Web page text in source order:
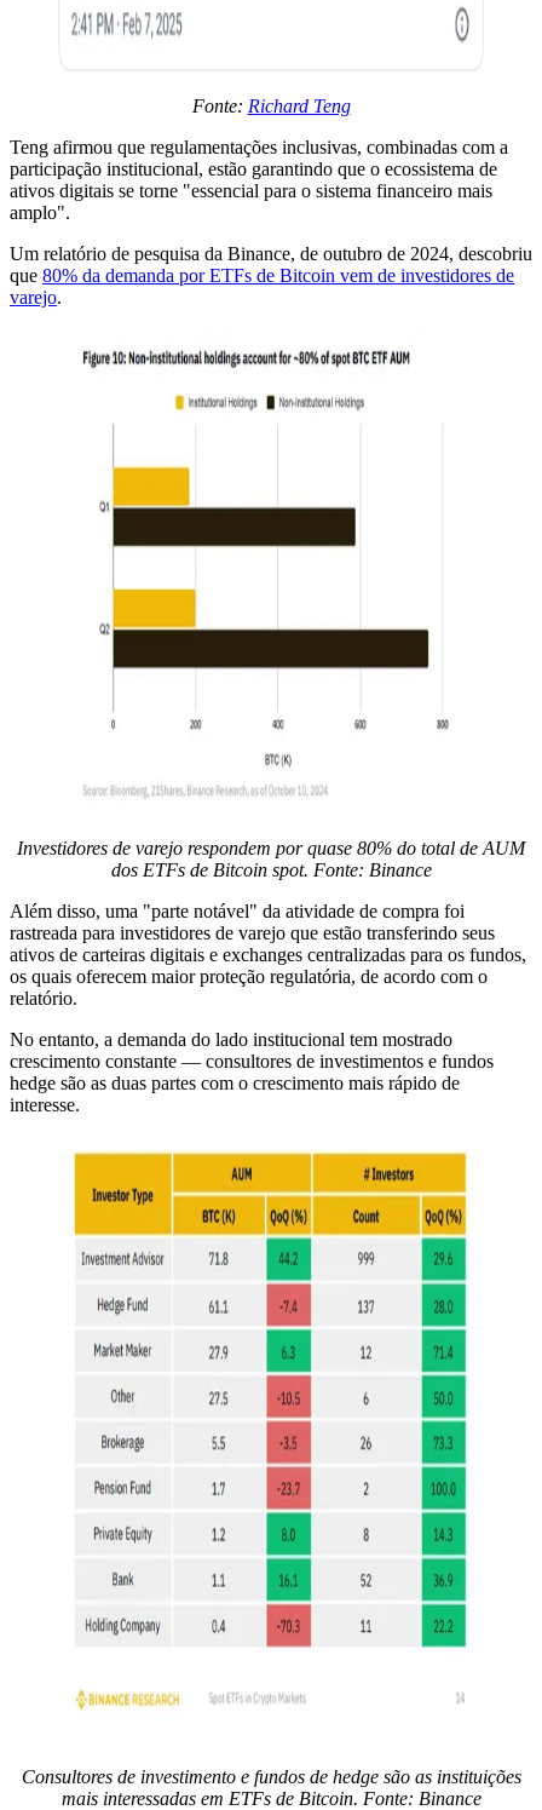
Fonte: Richard Teng
Teng afirmou que regulamentações inclusivas, combinadas com a
participação institucional, estão garantindo que o ecossistema de
ativos digitais se torne "essencial para o sistema financeiro mais
amplo".
Um relatório de pesquisa da Binance, de outubro de 2024, descobriu
que 80% da demanda por ETFs de Bitcoin vem de investidores de
varejo.
Investidores de varejo respondem por quase 80% do total de AUM
dos ETFs de Bitcoin spot. Fonte: Binance
Além disso, uma "parte notável" da atividade de compra foi
rastreada para investidores de varejo que estão transferindo seus
ativos de carteiras digitais e exchanges centralizadas para os fundos,
os quais oferecem maior proteção regulatória, de acordo com o
relatório.
No entanto, a demanda do lado institucional tem mostrado
crescimento constante — consultores de investimentos e fundos
hedge são as duas partes com o crescimento mais rápido de
interesse.
Consultores de investimento e fundos de hedge são as instituições
mais interessadas em ETFs de Bitcoin. Fonte: Binance